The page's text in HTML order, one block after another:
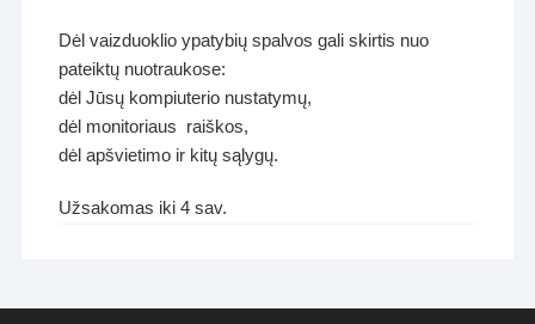
Dėl vaizduoklio ypatybių spalvos gali skirtis nuo
pateiktų nuotraukose:
dėl Jūsų kompiuterio nustatymų,
dėl monitoriaus raiškos,
dėl apšvietimo ir kitų sąlygų.
Užsakomas iki 4 sav.